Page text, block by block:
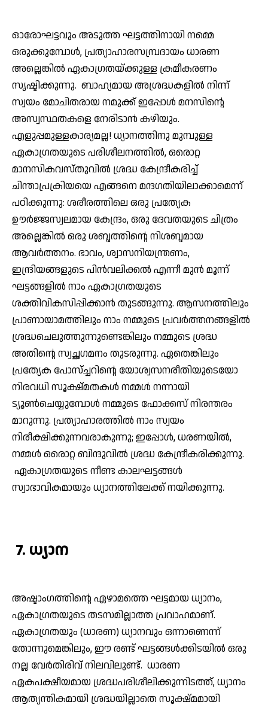
ഓരോഘട്ടവും അടുത്ത ഘട്ടത്തിനായി നമ്മെ
ഒരുക്കുമ്പോള്‍, പ്രത്യാഹാരസമ്പ്രദായം ധാരണ
അല്ലെങ്കില്‍ ഏകാഗ്രതയ്ക്കുള്ള ക്രമീകരണം
സൃഷ്ടിക്കുന്നു. ബാഹ്യമായ അശ്രദ്ധകളില്‍ നിന്ന്
സ്വയം മോചിതരായ നമുക്ക് ഇപ്പോള്‍ മനസിന്റെ
അസ്വസ്ഥതകളെ നേരിടാന്‍ കഴിയും.
എളുപ്പമുള്ളകാര്യമല്ല! ധ്യാനത്തിനു മുമ്പുള്ള
ഏകാഗ്രതയുടെ പരിശീലനത്തില്‍, ഒരൊറ്റ
മാനസികവസ്തുവില്‍ ശ്രദ്ധ കേന്ദ്രീകരിച്ച്
ചിന്താപ്രക്രിയയെ എങ്ങനെ മന്ദഗതിയിലാക്കാമെന്ന്
പഠിക്കുന്നു: ശരീരത്തിലെ ഒരു പ്രത്യേക
ഊര്‍ജ്ജസ്വലമായ കേന്ദ്രം, ഒരു ദേവതയുടെ ചിത്രം
അല്ലെങ്കില്‍ ഒരു ശബ്ദത്തിന്റെ നിശബ്ദമായ
ആവര്‍ത്തനം. ഭാവം, ശ്വാസനിയന്ത്രണം,
ഇന്ദ്രിയങ്ങളുടെ പിന്‍വലിക്കല്‍ എന്നീ മുന്‍ മൂന്ന്
ഘട്ടങ്ങളില്‍ നാം ഏകാഗ്രതയുടെ
ശക്തിവികസിപ്പിക്കാന്‍ തുടങ്ങുന്നു. ആസനത്തിലും
പ്രാണായാമത്തിലും നാം നമ്മുടെ പ്രവര്‍ത്തനങ്ങളില്‍
ശ്രദ്ധചെലുത്തുന്നുണ്ടെങ്കിലും നമ്മുടെ ശ്രദ്ധ
അതിന്റെ സ്വച്ഛഗമനം തുടരുന്നു. ഏതെങ്കിലും
പ്രത്യേക പോസ്ച്ചറിന്റെ യോശ്വസനരീതിയുടെയോ
നിരവധി സൂക്ഷ്മതകള്‍ നമ്മള്‍ നന്നായി
ട്യൂണ്‍ചെയ്യുമ്പോള്‍ നമ്മുടെ ഫോക്കസ് നിരന്തരം
മാറുന്നു. പ്രത്യാഹാരത്തില്‍ നാം സ്വയം
നിരീക്ഷിക്കുന്നവരാകുന്നു; ഇപ്പോള്‍, ധരണയില്‍,
നമ്മള്‍ ഒരൊറ്റ ബിന്ദുവില്‍ ശ്രദ്ധ കേന്ദ്രീകരിക്കുന്നു.
ഏകാഗ്രതയുടെ നീണ്ട കാലഘട്ടങ്ങള്‍
സ്വാഭാവികമായും ധ്യാനത്തിലേക്ക് നയിക്കുന്നു.
7. ധ്യാന
അഷ്ടാംഗത്തിന്റെ ഏഴാമത്തെ ഘട്ടമായ ധ്യാനം,
ഏകാഗ്രതയുടെ തടസമില്ലാത്ത പ്രവാഹമാണ്.
ഏകാഗ്രതയും (ധാരണ) ധ്യാനവും ഒന്നാണെന്ന്
തോന്നുമെങ്കിലും, ഈ രണ്ട് ഘട്ടങ്ങള്‍ക്കിടയില്‍ ഒരു
നല്ല വേര്‍തിരിവ് നിലവിലുണ്ട്. ധാരണ
ഏകപക്ഷീയമായ ശ്രദ്ധപരിശീലിക്കുന്നിടത്ത്, ധ്യാനം
ആത്യന്തികമായി ശ്രദ്ധയില്ലാതെ സൂക്ഷ്മമായി